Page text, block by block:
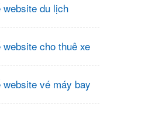
website du lịch
cho thuê xe
website vé máy bay